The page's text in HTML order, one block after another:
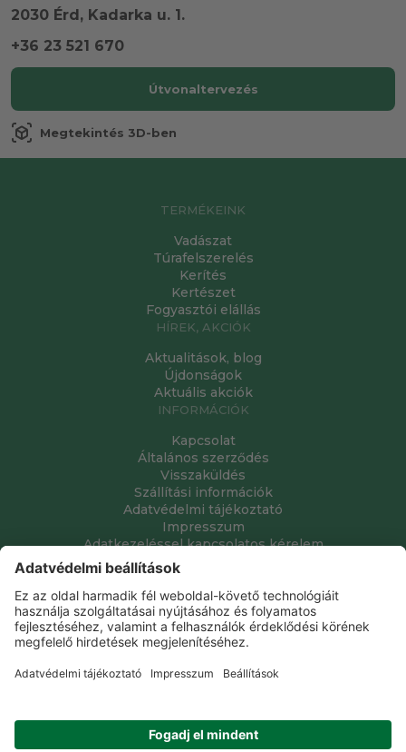
2030 Érd, Kadarka u. 1.
+36 23 521 670
Útvonaltervezés
view_in_ar Megtekintés 3D-ben
TERMÉKEINK
Vadászat
Túrafelszerelés
Kerítés
Kertészet
Fogyasztói elállás
HÍREK, AKCIÓK
Aktualitások, blog
Újdonságok
Aktuális akciók
INFORMÁCIÓK
Kapcsolat
Általános szerződés
Visszaküldés
Szállítási információk
Adatvédelmi tájékoztató
Impresszum
Adatkezeléssel kapcsolatos kérelem